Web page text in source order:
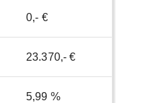
0,- €
23.370,- €
5,99 %